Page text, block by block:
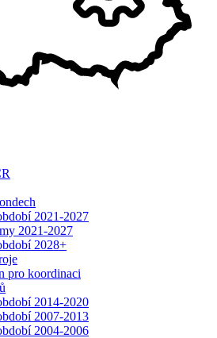
2021-2027
2021-2027
2028+
pro koordinaci
2014-2020
2007-2013
2004-2006